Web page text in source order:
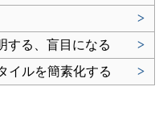
>
する、盲目になる
>
イルを簡素化する
>